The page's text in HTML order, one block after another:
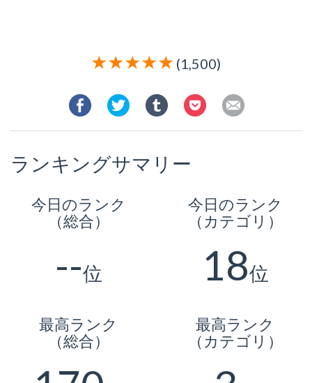
(1,500)
ランキングサマリー
今日のランク
（総合）
--位
今日のランク
（カテゴリ）
18位
最高ランク
（総合）
最高ランク
（カテゴリ）